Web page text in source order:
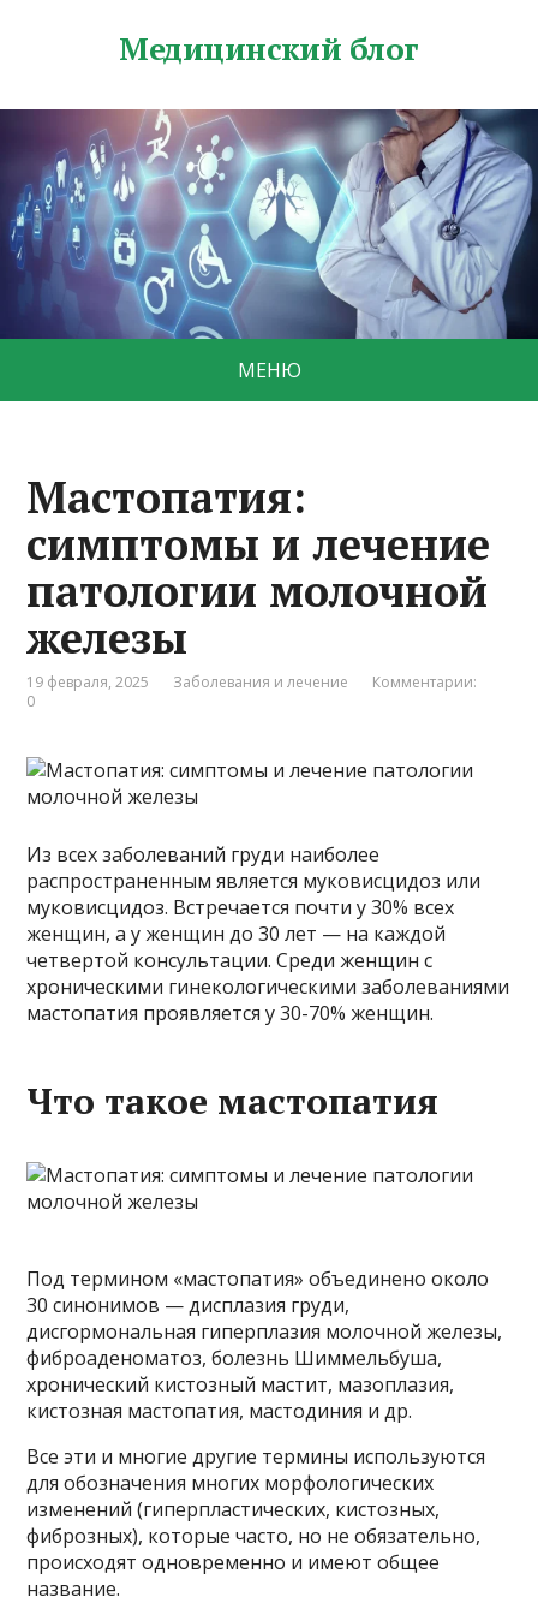
Медицинский блог
МЕНЮ
Мастопатия:
симптомы и лечение
патологии молочной
железы
19 февраля, 2025 Заболевания и лечение
Комментарии:
0
Из всех заболеваний груди наиболее
распространенным является муковисцидоз или
муковисцидоз. Встречается почти у 30% всех
женщин, а у женщин до 30 лет — на каждой
четвертой консультации. Среди женщин с
хроническими гинекологическими заболеваниями
мастопатия проявляется у 30-70% женщин.
Что такое мастопатия
Под термином «мастопатия» объединено около
30 синонимов — дисплазия груди,
дисгормональная гиперплазия молочной железы,
фиброаденоматоз, болезнь Шиммельбуша,
хронический кистозный мастит, мазоплазия,
кистозная мастопатия, мастодиния и др.
Все эти и многие другие термины используются
для обозначения многих морфологических
изменений (гиперпластических, кистозных,
фиброзных), которые часто, но не обязательно,
происходят одновременно и имеют общее
название.